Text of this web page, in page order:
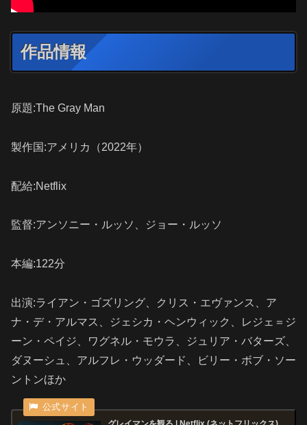
作品情報
原題:The Gray Man
製作国:アメリカ（2022年）
配給:Netflix
監督:アンソニー・ルッソ、ジョー・ルッソ
本編:122分
出演:ライアン・ゴズリング、クリス・エヴァンス、ア
ナ・デ・アルマス、ジェシカ・ヘンウィック、レジェ＝ジ
ーン・ペイジ、ワグネル・モウラ、ジュリア・バターズ、
ダヌーシュ、アルフレ・ウッダード、ビリー・ボブ・ソー
ントンほか